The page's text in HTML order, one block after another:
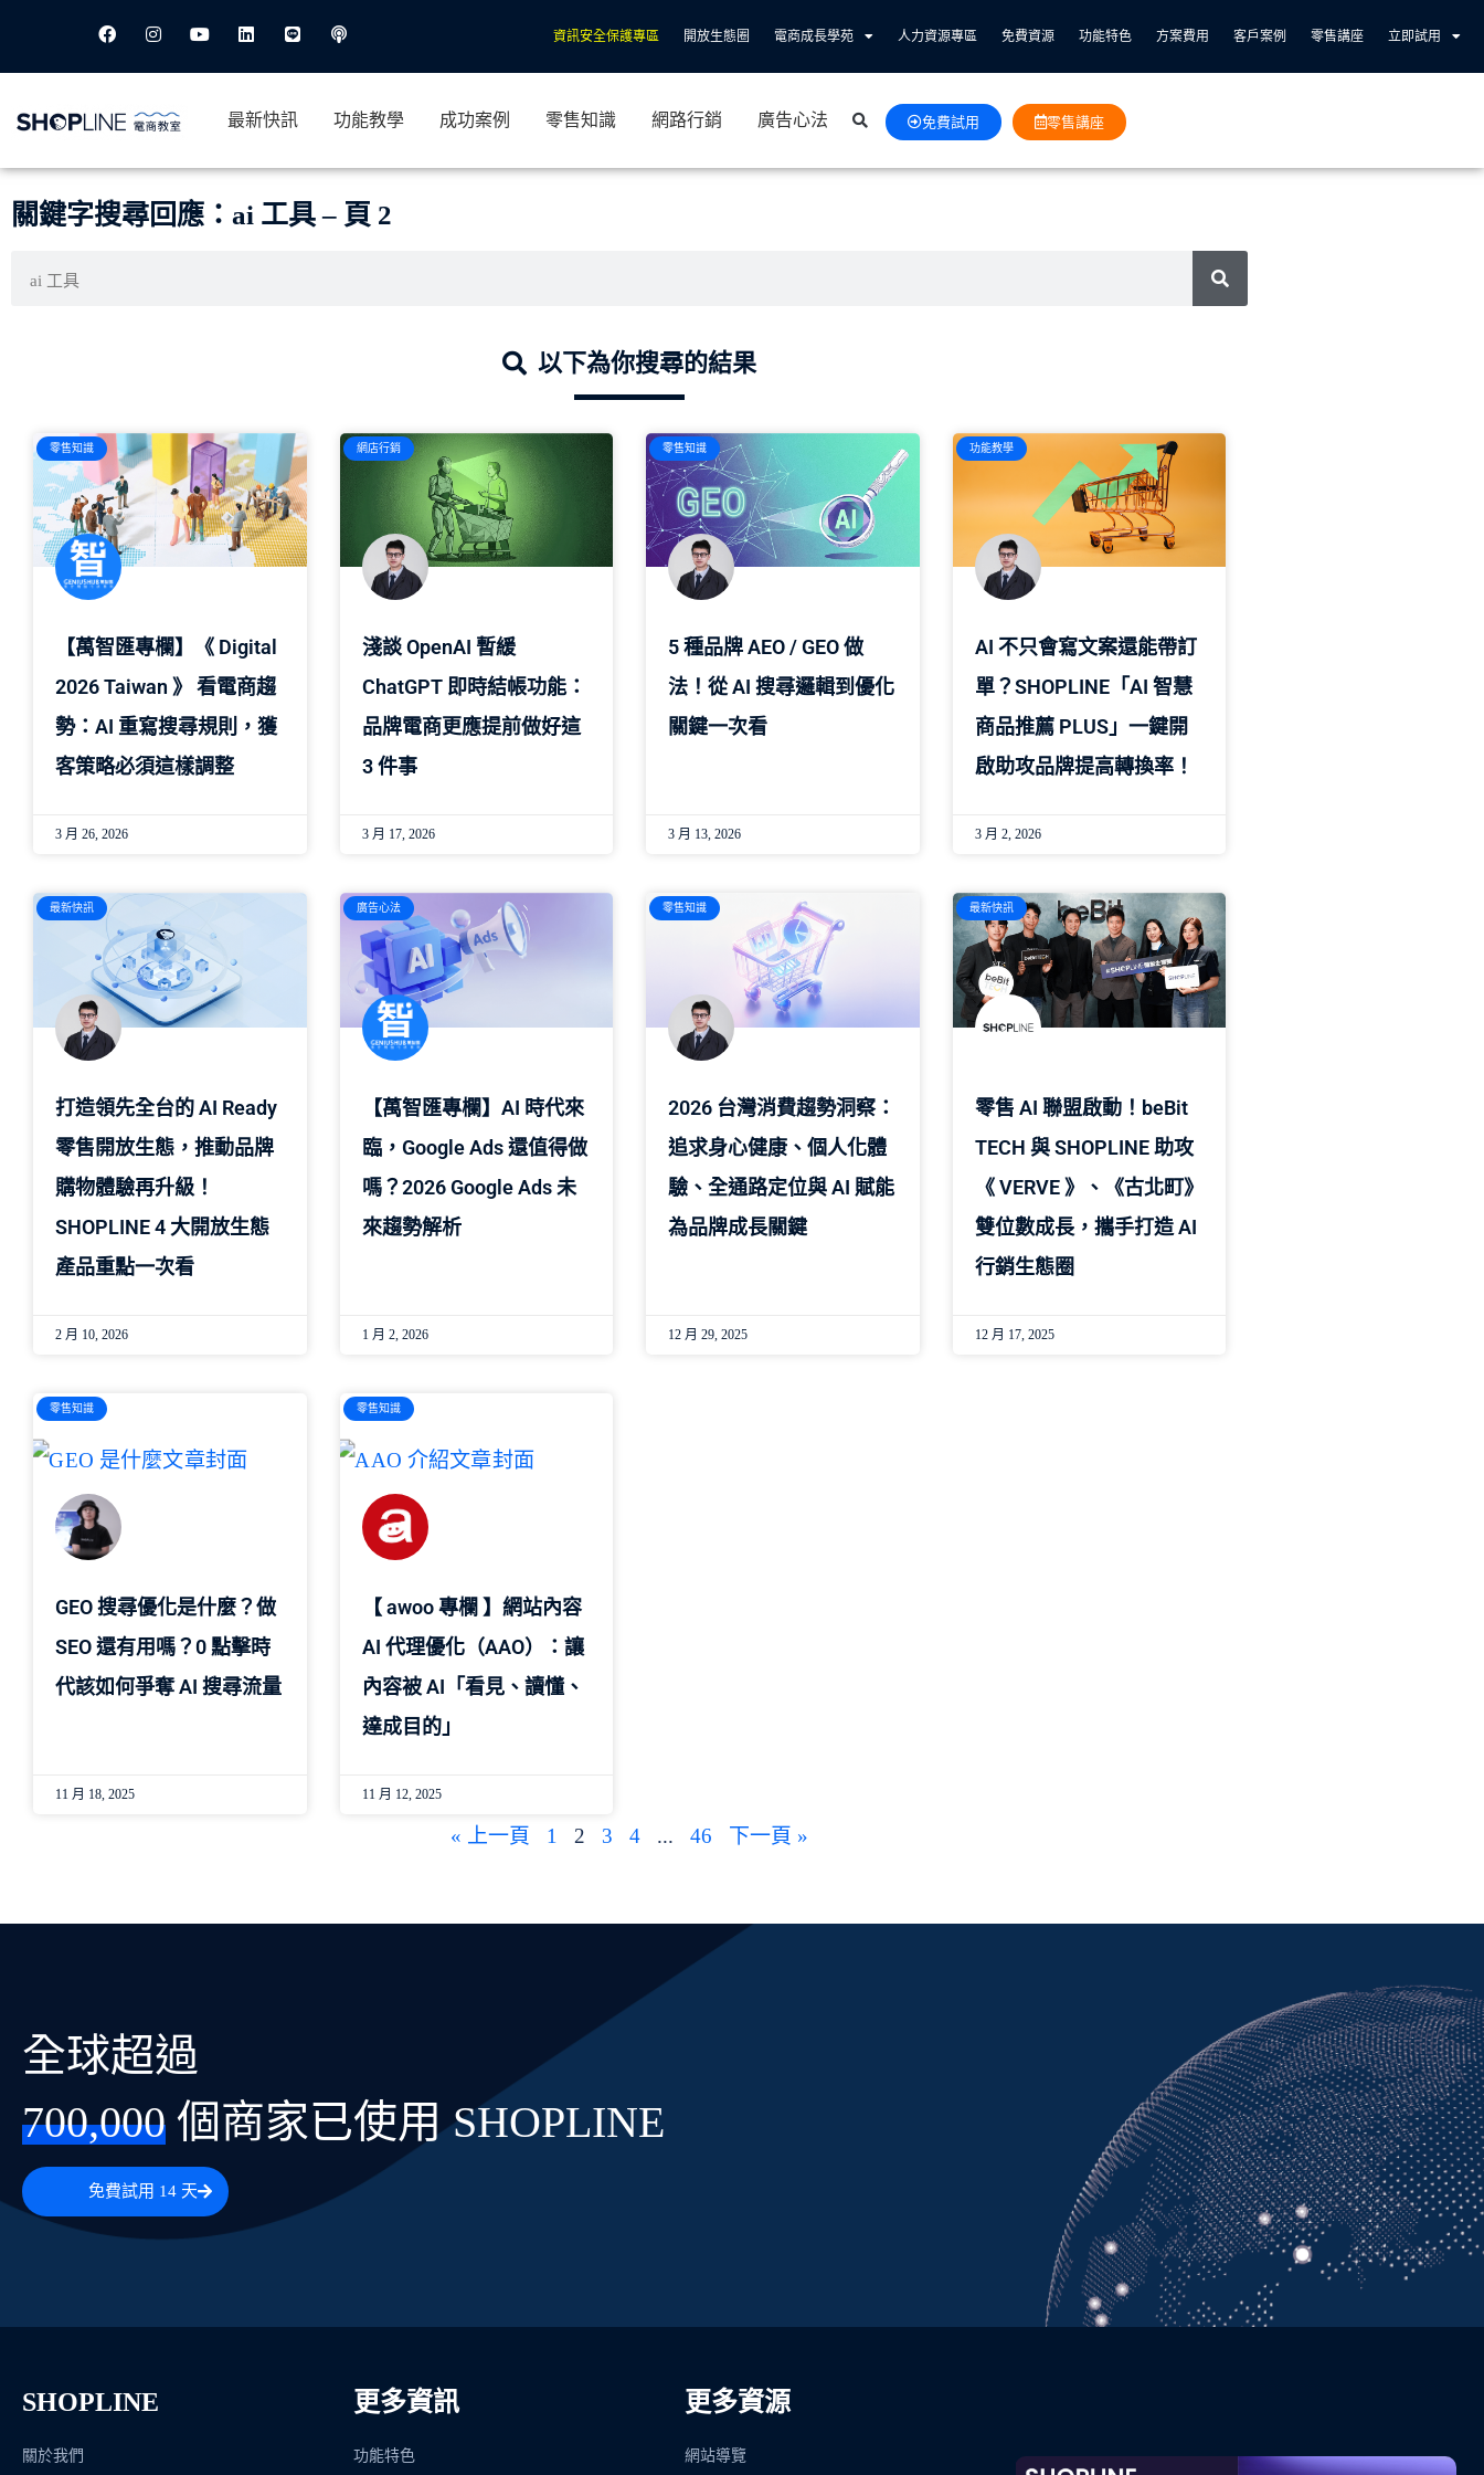
資訊安全保護專區 開放生態圈 電商成長學苑 人力資源專區 免費資源 功能特色 方案費用 客戶案例 零售講座 立即試用
最新快訊 功能教學 成功案例 零售知識 網路行銷 廣告心法 免費試用 零售講座
關鍵字搜尋回應：ai 工具 – 頁 2
以下為你搜尋的結果
零售知識
【萬智匯專欄】《 Digital
2026 Taiwan 》 看電商趨
勢：AI 重寫搜尋規則，獲
客策略必須這樣調整
3 月 26, 2026
網店行銷
淺談 OpenAI 暫緩
ChatGPT 即時結帳功能：
品牌電商更應提前做好這
3 件事
3 月 17, 2026
零售知識
5 種品牌 AEO / GEO 做
法！從 AI 搜尋邏輯到優化
關鍵一次看
3 月 13, 2026
功能教學
AI 不只會寫文案還能帶訂
單？SHOPLINE「AI 智慧
商品推薦 PLUS」一鍵開
啟助攻品牌提高轉換率！
3 月 2, 2026
最新快訊
打造領先全台的 AI Ready
零售開放生態，推動品牌
購物體驗再升級！
SHOPLINE 4 大開放生態
產品重點一次看
2 月 10, 2026
廣告心法
【萬智匯專欄】AI 時代來
臨，Google Ads 還值得做
嗎？2026 Google Ads 未
來趨勢解析
1 月 2, 2026
零售知識
2026 台灣消費趨勢洞察：
追求身心健康、個人化體
驗、全通路定位與 AI 賦能
為品牌成長關鍵
12 月 29, 2025
最新快訊
零售 AI 聯盟啟動！beBit
TECH 與 SHOPLINE 助攻
《 VERVE 》、《古北町》
雙位數成長，攜手打造 AI
行銷生態圈
12 月 17, 2025
零售知識
GEO 搜尋優化是什麼？做
SEO 還有用嗎？0 點擊時
代該如何爭奪 AI 搜尋流量
11 月 18, 2025
零售知識
【 awoo 專欄 】網站內容
AI 代理優化（AAO）：讓
內容被 AI「看見、讀懂、
達成目的」
11 月 12, 2025
« 上一頁 1 2 3 4 ... 46 下一頁 »
全球超過
700,000 個商家已使用 SHOPLINE
免費試用 14 天
SHOPLINE
關於我們
更多資訊
功能特色
更多資源
網站導覽